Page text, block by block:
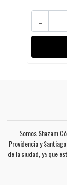
-
Somos Shazam
Providencia y
de la ciudad, ya que